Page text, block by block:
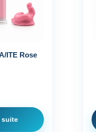
ITE Rose
suite